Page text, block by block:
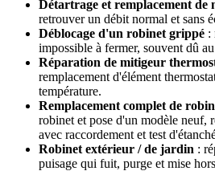
Détartrage et remplacement de
retrouver un débit normal et sans
Déblocage d'un robinet grippé :
impossible à fermer, souvent dû
Réparation de mitigeur
remplacement d'élément
température.
Remplacement complet de
robinet et pose d'un modèle neuf,
avec raccordement et test
Robinet extérieur / de jardin :
puisage qui fuit, purge et mise